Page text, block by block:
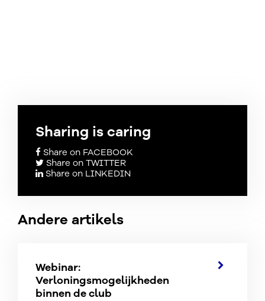
Sharing is caring
Share on FACEBOOK
Share on TWITTER
Share on LINKEDIN
Andere artikels
Webinar:
Verloningsmogelijkheden
binnen de club